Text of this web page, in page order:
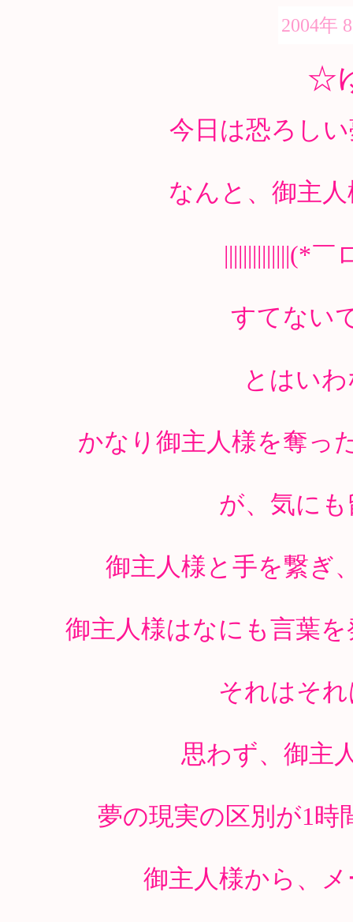
2004年
☆
今日は恐ろし
なんと、御主
||||||||||||||(*￣
すてない
とはい
かなり御主人様を奪っ
が、気に
御主人様と手を繋ぎ
御主人様はなにも言葉
それはそ
思わず、御主
夢の現実の区別が1時
御主人様から、